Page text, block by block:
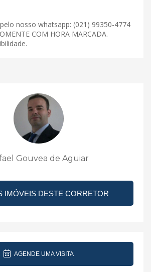
nosso whatsapp: (021) 99350-4774
COM HORA MARCADA.
Gouvea de Aguiar
IMÓVEIS DESTE CORRETOR
AGENDE UMA VISITA